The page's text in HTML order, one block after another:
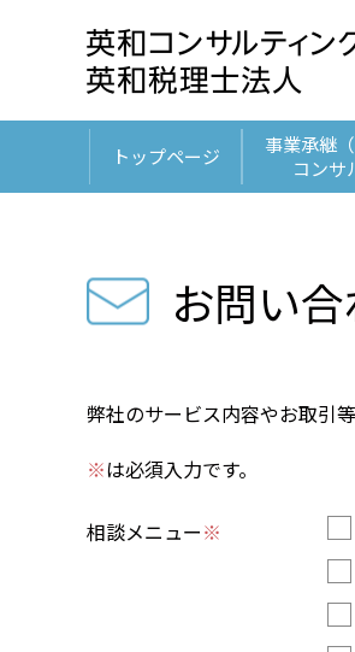
トップページ
事業承継
コンサ
お問い
弊社のサービス内容やお取引
※は必須入力です。
相談メニュー※